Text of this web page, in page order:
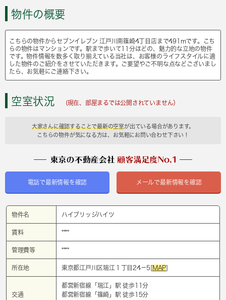
物件の概要
こちらの物件からセブンイレブン 江戸川南篠崎4丁目店まで491mです。こち
らの物件はマンションです。駅まで歩いて11分ほどの、魅力的な立地の物件
です。物件情報を数多く取り揃えている当社は、お客様のライフスタイルに適
した物件のご紹介をさせていただきます。ご要望やご不明な点などございまし
たら、お気軽にご連絡下さい。
空室状況 (現在、部屋まるでは公開されていません）
大家さんに確認することで最新の空室が出ている場合があります。
こちらの物件が気になる方は、お気軽にお問い合わせ下さい！
電話で最新情報を確認 メールで最新情報を確認
物件名 ハイブリッジハイツ
賃料 ****
管理費等 ****
所在地 東京都江戸川区瑞江１丁目24－5[MAP]
交通
都営新宿線「 瑞江 」駅 徒歩11分
都営新宿線「 篠崎 」駅 徒歩15分